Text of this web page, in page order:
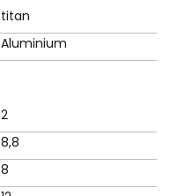
titan
Aluminium
2
8,8
8